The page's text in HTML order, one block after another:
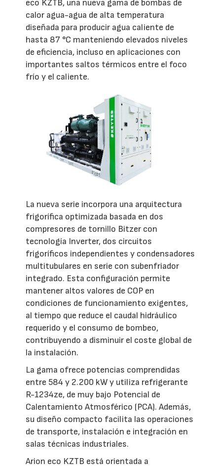
eco KZTB, una nueva gama de bombas de
calor agua-agua de alta temperatura
diseñada para producir agua caliente de
hasta 87 °C manteniendo elevados niveles
de eficiencia, incluso en aplicaciones con
importantes saltos térmicos entre el foco
frío y el caliente.
La nueva serie incorpora una arquitectura
frigorífica optimizada basada en dos
compresores de tornillo Bitzer con
tecnología Inverter, dos circuitos
frigoríficos independientes y condensadores
multitubulares en serie con subenfriador
integrado. Esta configuración permite
mantener altos valores de COP en
condiciones de funcionamiento exigentes,
al tiempo que reduce el caudal hidráulico
requerido y el consumo de bombeo,
contribuyendo a disminuir el coste global de
la instalación.
La gama ofrece potencias comprendidas
entre 584 y 2.200 kW y utiliza refrigerante
R-1234ze, de muy bajo Potencial de
Calentamiento Atmosférico (PCA). Además,
su diseño compacto facilita las operaciones
de transporte, instalación e integración en
salas técnicas industriales.
Arion eco KZTB está orientada a